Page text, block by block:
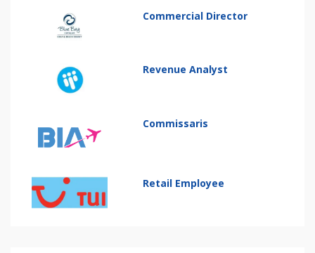
Commercial Director
Revenue Analyst
Commissaris
Retail Employee